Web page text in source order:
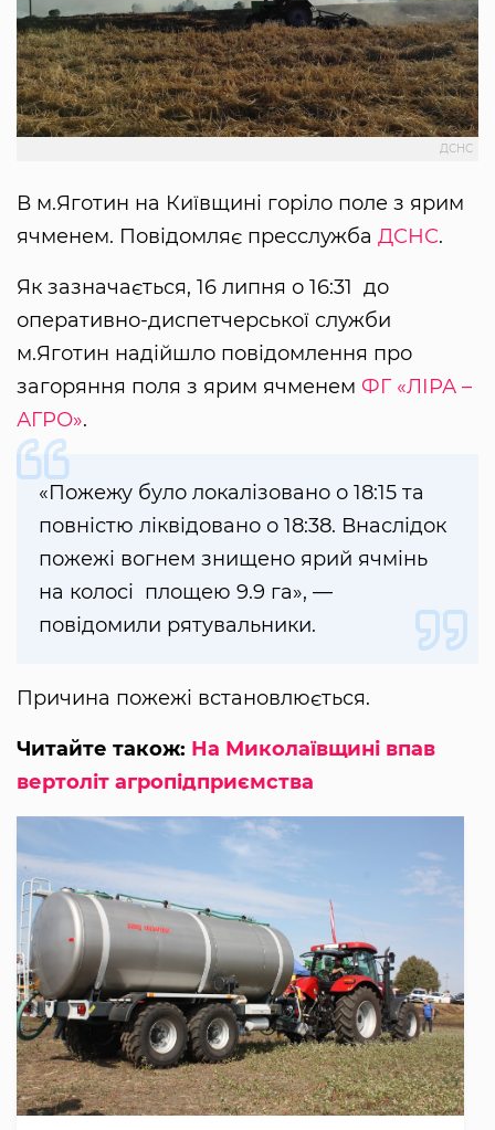
ДСНС
В м.Яготин на Київщині горіло поле з ярим
ячменем. Повідомляє пресслужба ДСНС.
Як зазначається, 16 липня о 16:31 до
оперативно-диспетчерської служби
м.Яготин надійшло повідомлення про
загоряння поля з ярим ячменем ФГ «ЛІРА –
АГРО».
«Пожежу було локалізовано о 18:15 та
повністю ліквідовано о 18:38. Внаслідок
пожежі вогнем знищено ярий ячмінь
на колосі площею 9.9 га», —
повідомили рятувальники.
Причина пожежі встановлюється.
Читайте також: На Миколаївщині впав
вертоліт агропідприємства